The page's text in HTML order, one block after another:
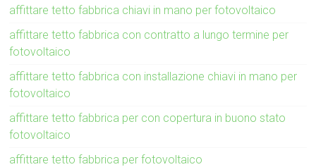
affittare tetto fabbrica chiavi in mano per fotovoltaico
affittare tetto fabbrica con contratto a lungo termine per
fotovoltaico
affittare tetto fabbrica con installazione chiavi in mano per
fotovoltaico
affittare tetto fabbrica per con copertura in buono stato
fotovoltaico
affittare tetto fabbrica per fotovoltaico